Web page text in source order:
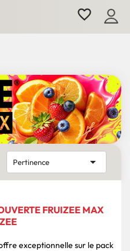
favorite_border
Pertinence 
FRUIZEE MAX
exceptionnelle sur le pack